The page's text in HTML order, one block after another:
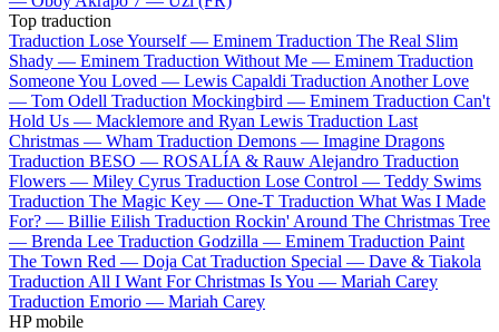
Top traduction
Traduction Lose Yourself — Eminem Traduction The Real Slim
Shady — Eminem Traduction Without Me — Eminem Traduction
Someone You Loved — Lewis Capaldi Traduction Another Love
— Tom Odell Traduction Mockingbird — Eminem Traduction Can't
Hold Us — Macklemore and Ryan Lewis Traduction Last
Christmas — Wham Traduction Demons — Imagine Dragons
Traduction BESO — ROSALÍA & Rauw Alejandro Traduction
Flowers — Miley Cyrus Traduction Lose Control — Teddy Swims
Traduction The Magic Key — One-T Traduction What Was I Made
For? — Billie Eilish Traduction Rockin' Around The Christmas Tree
— Brenda Lee Traduction Godzilla — Eminem Traduction Paint
The Town Red — Doja Cat Traduction Special — Dave & Tiakola
Traduction All I Want For Christmas Is You — Mariah Carey
Traduction Emorio — Mariah Carey
HP mobile